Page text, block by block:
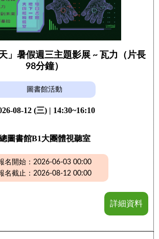
」暑假週三主題影展 ~ 瓦力（片長
98分鐘）
圖書館活動
08-12 (三) | 14:30~16:10
圖書館B1大團體視聽室
名開始：2026-06-03 00:00
名截止：2026-08-12 00:00
詳細資料